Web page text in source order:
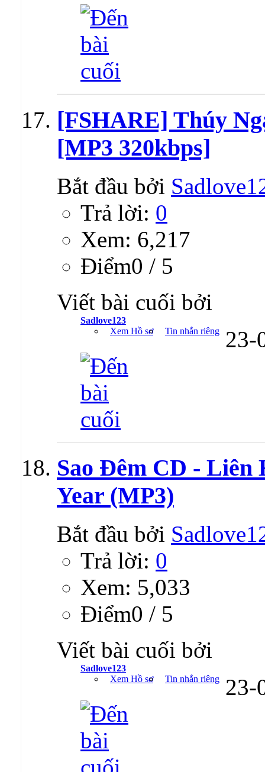
[FSHARE] Thúy
[MP3 320kbps]
Bắt đầu bởi
Trả lời: 0
Xem: 6,217
Ðiểm0 / 5
Viết bài cuối bởi
Sadlove123
Xem Hồ sơ
Tin nhắn riêng 23-
Sao Đêm CD -
Year (MP3)
Bắt đầu bởi
Trả lời: 0
Xem: 5,033
Ðiểm0 / 5
Viết bài cuối bởi
Sadlove123
Xem Hồ sơ
Tin nhắn riêng 23-